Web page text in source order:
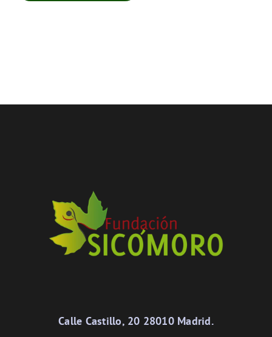
Calle Castillo, 20 28010 Madrid.